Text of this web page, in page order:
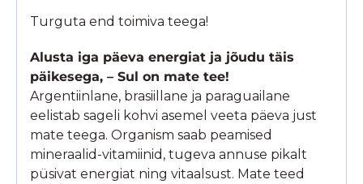
Turguta end toimiva teega!
Alusta iga päeva energiat ja jõudu täis
päikesega, – Sul on mate tee!
Argentiinlane, brasiillane ja paraguailane
eelistab sageli kohvi asemel veeta päeva just
mate teega. Organism saab peamised
mineraalid-vitamiinid, tugeva annuse pikalt
püsivat energiat ning vitaalsust. Mate teed